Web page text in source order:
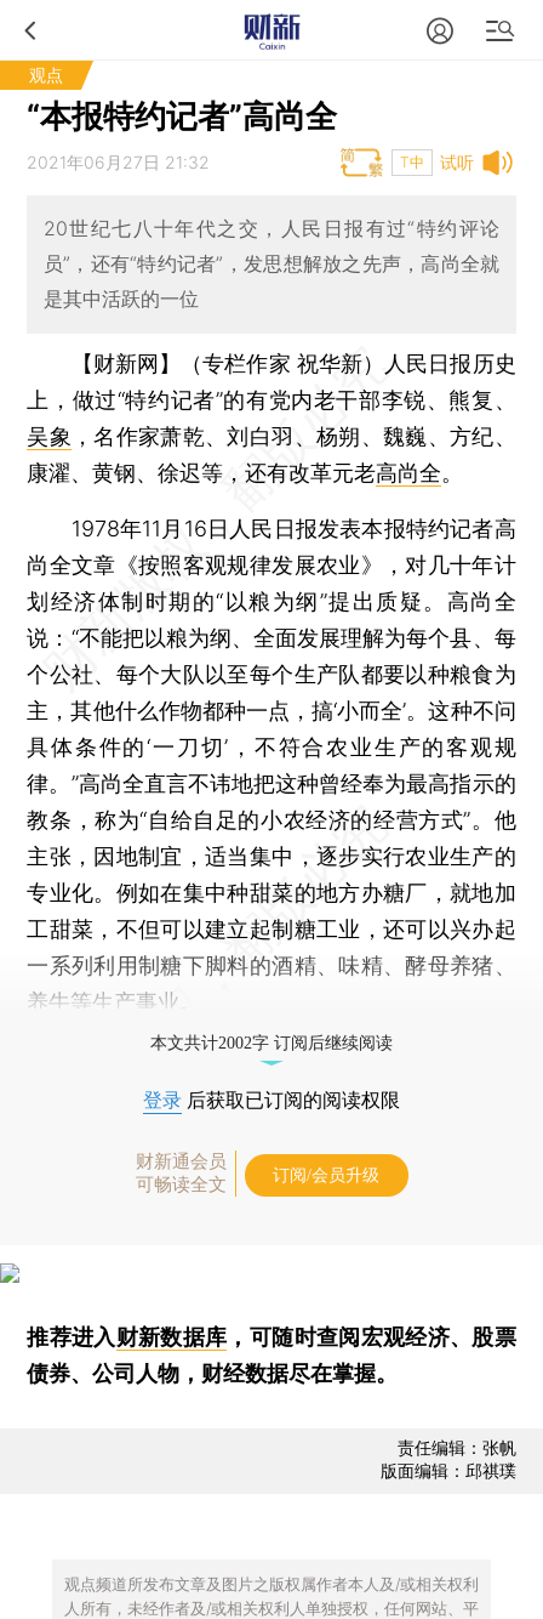
观点
“本报特约记者”高尚全
试听
2021年06月27日 21:32 T中
20世纪七八十年代之交，人民日报有过“特约评论
员”，还有“特约记者”，发思想解放之先声，高尚全就
是其中活跃的一位
【财新网】（专栏作家 祝华新）
人民日报历史
上，做过“特约记者”的有党内老干部李锐、熊复、
吴象 ，名作家萧乾、刘白羽、杨朔、魏巍、方纪、
康濯、黄钢、徐迟等，还有改革元老高尚全。
1978年11月16日人民日报发表本报特约记者高
尚全文章《按照客观规律发展农业》，对几十年计
划经济体制时期的“以粮为纲”提出质疑。高尚全
说：“不能把以粮为纲、全面发展理解为每个县、每
个公社、每个大队以至每个生产队都要以种粮食为
主，其他什么作物都种一点，搞‘小而全’。这种不问
具体条件的‘一刀切’，不符合农业生产的客观规
律。”高尚全直言不讳地把这种曾经奉为最高指示的
教条，称为“自给自足的小农经济的经营方式”。他
主张，因地制宜，适当集中，逐步实行农业生产的
专业化。例如在集中种甜菜的地方办糖厂，就地加
工甜菜，不但可以建立起制糖工业，还可以兴办起
一系列利用制糖下脚料的酒精、味精、酵母养猪、
养牛等生产事业。
本文共计2002字 订阅后继续阅读
登录 后获取已订阅的阅读权限
财新通会员
可畅读全文
订阅/会员升级
推荐进入财新数据库 ，可随时查阅宏观经济、股票
债券、公司人物，财经数据尽在掌握。
责任编辑：张帆
版面编辑：邱祺璞
观点频道所发布文章及图片之版权属作者本人及/或相关权利
人所有，未经作者及/或相关权利人单独授权，任何网站、平